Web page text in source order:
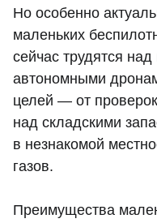
Но особенно
маленьких
сейчас трудятся
автономными
целей — от
над складскими
в незнакомой
газов.
Преимущества